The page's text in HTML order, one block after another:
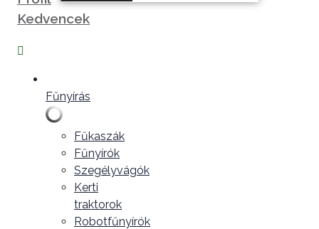
Kedvencek
Fűnyírás
Fűkaszák
Fűnyírók
Szegélyvágók
Kerti
traktorok
Robotfűnyírók